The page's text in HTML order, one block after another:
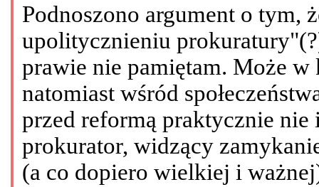
Podnoszono argument o tym,
upolitycznieniu
prawie nie pamiętam. Może
natomiast wśród
przed reformą praktycznie nie
prokurator, widzący
(a co dopiero wielkiej i